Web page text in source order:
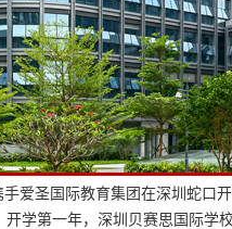
手爱圣国际教育集团在深圳蛇
学第一年，深圳贝赛思国际学